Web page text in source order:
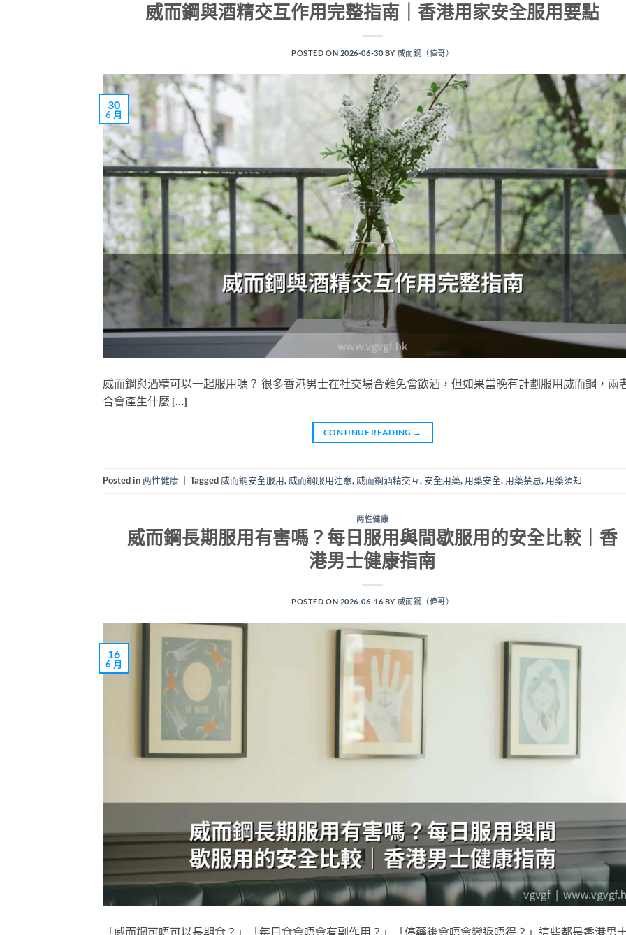
威而鋼與酒精交互作用完整指南｜香港用家安全服用要點
POSTED ON 2026-06-30 BY 威而鋼（偉哥）
30
6 月
威而鋼與酒精可以一起服用嗎？ 很多香港男士在社交場合難免會飲酒，但如果當晚有計劃服用威而鋼，兩
合會產生什麼 […]
CONTINUE READING →
Posted in两性健康 Tagged 威而鋼安全服用, 威而鋼服用注意, 威而鋼酒精交互,安全用藥, 用藥安全, 用藥禁忌, 用藥須知
两性健康
威而鋼長期服用有害嗎？每日服用與間歇服用的安全比較｜香
港男士健康指南
POSTED ON 2026-06-16 BY 威而鋼（偉哥）
16
6 月
「威而鋼可唔可以長期食？」「每日食會唔會有副作用？」「停藥後會唔會變返唔得？」這些都是香港男